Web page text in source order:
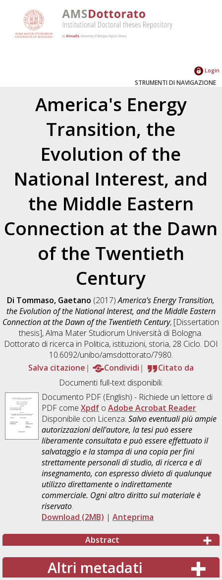
Login
STRUMENTI DI NAVIGAZIONE
America's Energy
Transition, the
Evolution of the
National Interest, and
the Middle Eastern
Connection at the Dawn
of the Twentieth
Century
Di Tommaso, Gaetano (2017)America's Energy Transition,
the Evolution of the National Interest, and the Middle Eastern
Connection at the Dawn of the Twentieth Century, [Dissertation
thesis], Alma Mater Studiorum Università di Bologna.
Dottorato di ricerca in Politica, istituzioni, storia, 28 Ciclo. DOI
10.6092/unibo/amsdottorato/7980.
Salva citazione
Condividi
Citato da
Documenti full-text disponibili:
Documento PDF(English) - Richiede un lettore di
PDF come Xpdfo Adobe Acrobat Reader
Disponibile con Licenza: Salvo eventuali più ampie
autorizzazioni dell'autore, la tesi può essere
liberamente consultata e può essere effettuato il
salvataggio e la stampa di una copia per fini
strettamente personali di studio, di ricerca e di
insegnamento, con espresso divieto di qualunque
utilizzo direttamente o indirettamente
commerciale. Ogni altro diritto sul materiale è
riservato.
Download (2MB) | Anteprima
Abstract
Altri metadati